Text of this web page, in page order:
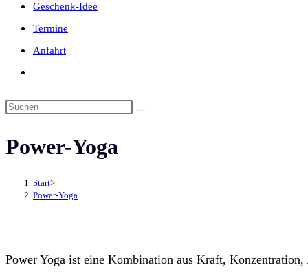
Geschenk-Idee
Termine
Anfahrt
umschalten
Diese
durchsuchen
Power-Yoga
Start>
Power-Yoga
Power Yoga ist eine Kombination aus Kraft,